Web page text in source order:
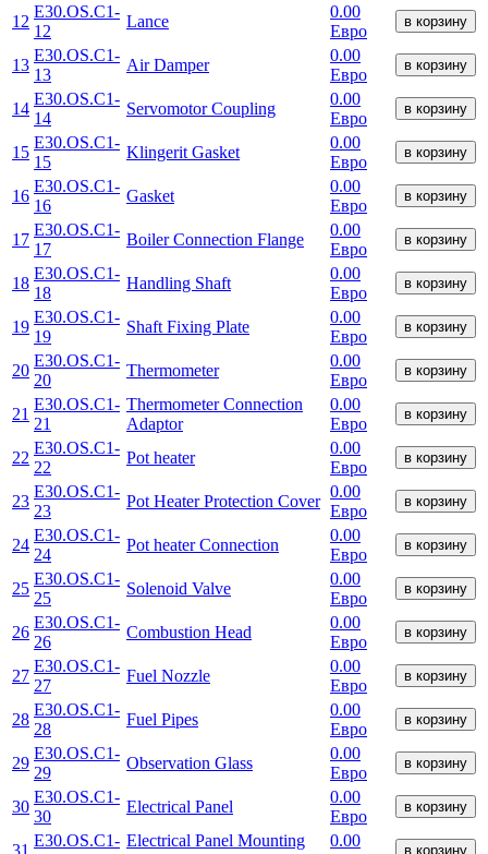
12
E30.OS.C1-
12
Lance
0.00
Евро
в корзину
13
E30.OS.C1-
13
Air Damper
0.00
Евро
в корзину
14
E30.OS.C1-
14
Servomotor Coupling
0.00
Евро
в корзину
15
E30.OS.C1-
15
Klingerit Gasket
0.00
Евро
в корзину
16
E30.OS.C1-
16
Gasket
0.00
Евро
в корзину
17
E30.OS.C1-
17
Boiler Connection Flange
0.00
Евро
в корзину
18
E30.OS.C1-
18
Handling Shaft
0.00
Евро
в корзину
19
E30.OS.C1-
19
Shaft Fixing Plate
0.00
Евро
в корзину
20
E30.OS.C1-
20
Thermometer
0.00
Евро
в корзину
21
E30.OS.C1-
21
Thermometer Connection
Adaptor
0.00
Евро
в корзину
22
E30.OS.C1-
22
Pot heater
0.00
Евро
в корзину
23
E30.OS.C1-
23
Pot Heater Protection Cover
0.00
Евро
в корзину
24
E30.OS.C1-
24
Pot heater Connection
0.00
Евро
в корзину
25
E30.OS.C1-
25
Solenoid Valve
0.00
Евро
в корзину
26
E30.OS.C1-
26
Combustion Head
0.00
Евро
в корзину
27
E30.OS.C1-
27
Fuel Nozzle
0.00
Евро
в корзину
28
E30.OS.C1-
28
Fuel Pipes
0.00
Евро
в корзину
29
E30.OS.C1-
29
Observation Glass
0.00
Евро
в корзину
30
E30.OS.C1-
30
Electrical Panel
0.00
Евро
в корзину
31
E30.OS.C1- Electrical Panel Mounting
0.00
в корзину